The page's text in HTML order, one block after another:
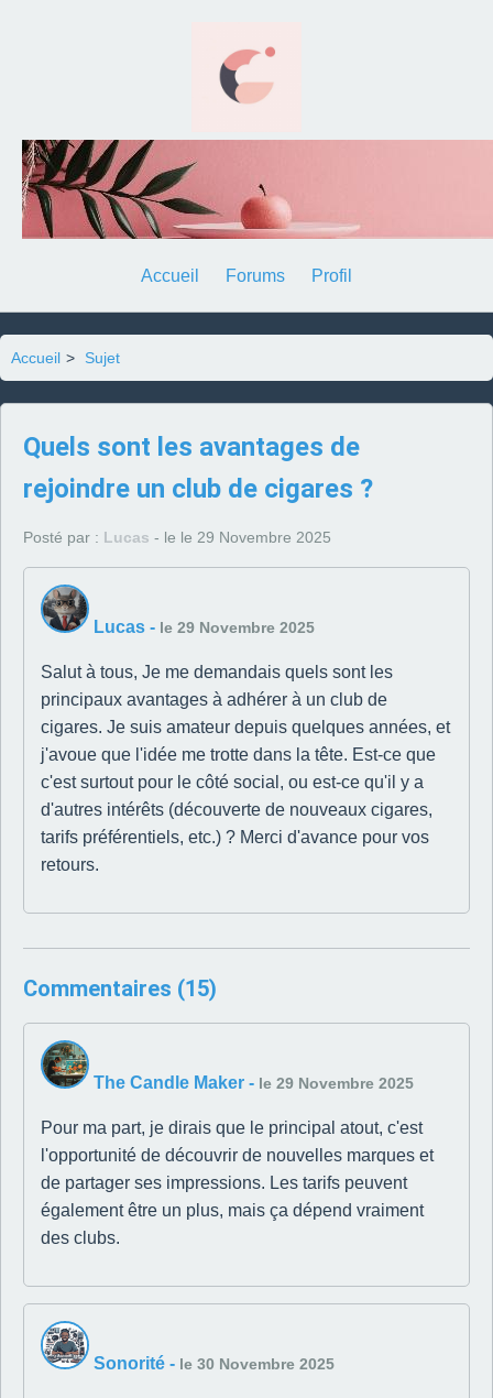
Accueil Forums Profil
Accueil > Sujet
Quels sont les avantages de
rejoindre un club de cigares ?
Posté par : Lucas - le le 29 Novembre 2025
Lucas - le 29 Novembre 2025
Salut à tous, Je me demandais quels sont les
principaux avantages à adhérer à un club de
cigares. Je suis amateur depuis quelques années, et
j'avoue que l'idée me trotte dans la tête. Est-ce que
c'est surtout pour le côté social, ou est-ce qu'il y a
d'autres intérêts (découverte de nouveaux cigares,
tarifs préférentiels, etc.) ? Merci d'avance pour vos
retours.
Commentaires (15)
The Candle Maker - le 29 Novembre 2025
Pour ma part, je dirais que le principal atout, c'est
l'opportunité de découvrir de nouvelles marques et
de partager ses impressions. Les tarifs peuvent
également être un plus, mais ça dépend vraiment
des clubs.
Sonorité - le 30 Novembre 2025